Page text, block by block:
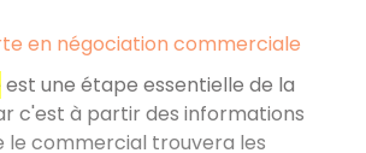
en négociation commerciale
est une étape essentielle de la
c'est à partir des informations
le commercial trouvera les